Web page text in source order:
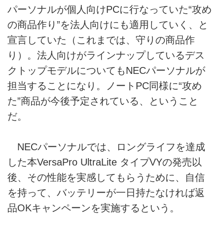
パーソナルが個人向けPCに行なっていた“攻め
の商品作り”を法人向けにも適用していく、と
宣言していた（これまでは、守りの商品作
り）。法人向けがラインナップしているデス
クトップモデルについてもNECパーソナルが
担当することになり。ノートPC同様に“攻め
た”商品が今後予定されている、ということ
だ。
NECパーソナルでは、ロングライフを達成
した本VersaPro UltraLite タイプVYの発売以
後、その性能を実感してもらうために、自信
を持って、バッテリーが一日持たなければ返
品OKキャンペーンを実施するという。